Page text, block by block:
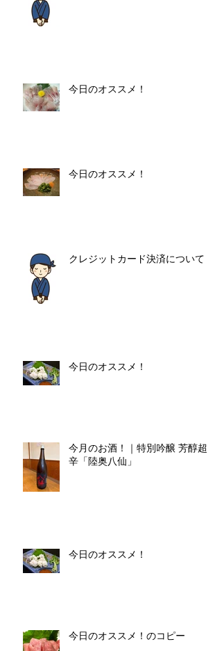
今日のオススメ！
今日のオススメ！
クレジットカード決済について
今日のオススメ！
今月のお酒！｜特別吟醸 芳醇超
辛「陸奥八仙」
今日のオススメ！
今日のオススメ！のコピー